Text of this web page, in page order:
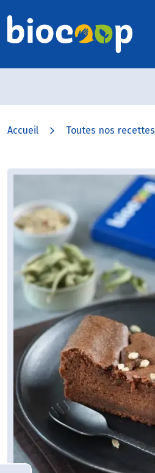
Accueil Toutes nos recettes